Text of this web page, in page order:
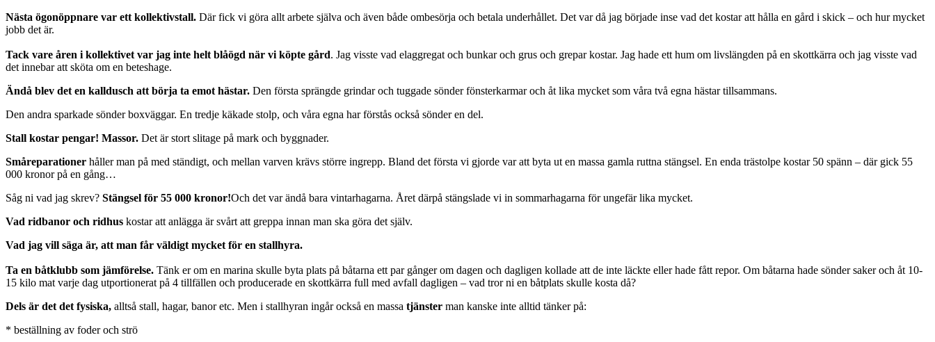
Nästa ögonöppnare var ett kollektivstall. Där fick vi göra allt arbete själva och även både ombesörja och betala underhållet. Det var då jag började inse vad det kostar att hålla en gård i skick – och hur mycket
jobb det är.
Tack vare åren i kollektivet var jag inte helt blåögd när vi köpte gård. Jag visste vad elaggregat och bunkar och grus och grepar kostar. Jag hade ett hum om livslängden på en skottkärra och jag visste vad
det innebar att sköta om en beteshage.
Ändå blev det en kalldusch att börja ta emot hästar. Den första sprängde grindar och tuggade sönder fönsterkarmar och åt lika mycket som våra två egna hästar tillsammans.
Den andra sparkade sönder boxväggar. En tredje käkade stolp, och våra egna har förstås också sönder en del.
Stall kostar pengar! Massor. Det är stort slitage på mark och byggnader.
Småreparationer håller man på med ständigt, och mellan varven krävs större ingrepp. Bland det första vi gjorde var att byta ut en massa gamla ruttna stängsel. En enda trästolpe kostar 50 spänn – där gick 55
000 kronor på en gång…
Såg ni vad jag skrev? Stängsel för 55 000 kronor!Och det var ändå bara vintarhagarna. Året därpå stängslade vi in sommarhagarna för ungefär lika mycket.
Vad ridbanor och ridhus kostar att anlägga är svårt att greppa innan man ska göra det själv.
Vad jag vill säga är, att man får väldigt mycket för en stallhyra.
Ta en båtklubb som jämförelse. Tänk er om en marina skulle byta plats på båtarna ett par gånger om dagen och dagligen kollade att de inte läckte eller hade fått repor. Om båtarna hade sönder saker och åt 10-
15 kilo mat varje dag utportionerat på 4 tillfällen och producerade en skottkärra full med avfall dagligen – vad tror ni en båtplats skulle kosta då?
Dels är det det fysiska, alltså stall, hagar, banor etc. Men i stallhyran ingår också en massa tjänster man kanske inte alltid tänker på:
* beställning av foder och strö